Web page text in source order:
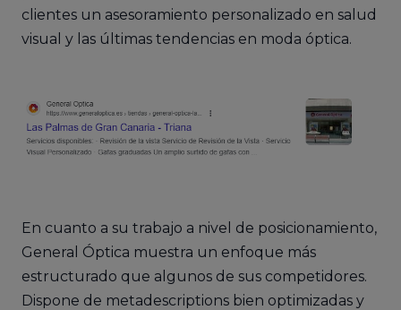
clientes un asesoramiento personalizado en salud
visual y las últimas tendencias en moda óptica.
En cuanto a su trabajo a nivel de posicionamiento,
General Óptica muestra un enfoque más
estructurado que algunos de sus competidores.
Dispone de metadescriptions bien optimizadas y